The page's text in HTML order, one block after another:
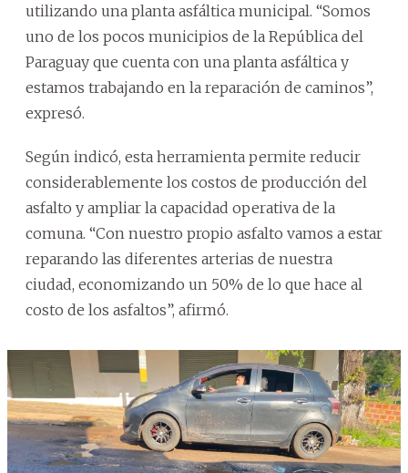
utilizando una planta asfáltica municipal. “Somos
uno de los pocos municipios de la República del
Paraguay que cuenta con una planta asfáltica y
estamos trabajando en la reparación de caminos”,
expresó.
Según indicó, esta herramienta permite reducir
considerablemente los costos de producción del
asfalto y ampliar la capacidad operativa de la
comuna. “Con nuestro propio asfalto vamos a estar
reparando las diferentes arterias de nuestra
ciudad, economizando un 50% de lo que hace al
costo de los asfaltos”, afirmó.